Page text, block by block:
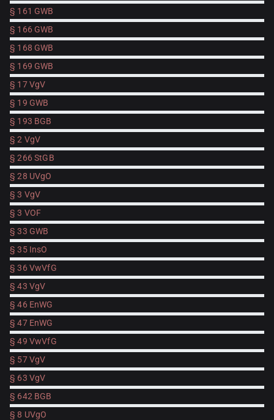
§ 161 GWB
§ 166 GWB
§ 168 GWB
§ 169 GWB
§ 17 VgV
§ 19 GWB
§ 193 BGB
§ 2 VgV
§ 266 StGB
§ 28 UVgO
§ 3 VgV
§ 3 VOF
§ 33 GWB
§ 35 InsO
§ 36 VwVfG
§ 43 VgV
§ 46 EnWG
§ 47 EnWG
§ 49 VwVfG
§ 57 VgV
§ 63 VgV
§ 642 BGB
§ 8 UVgO